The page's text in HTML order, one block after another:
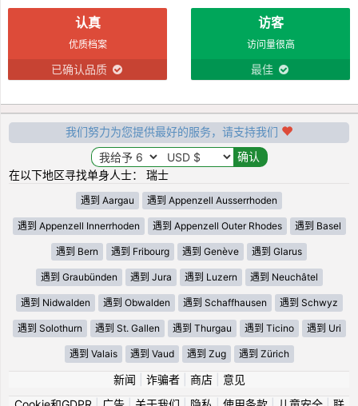
认真
优质档案
已确认品质
访客
访问量很高
最佳
我们努力为您提供最好的服务，请支持我们
在以下地区寻找单身人士： 瑞士
遇到 Aargau 遇到 Appenzell Ausserrhoden
遇到 Appenzell Innerrhoden 遇到 Appenzell Outer Rhodes 遇到 Basel
遇到 Bern 遇到 Fribourg 遇到 Genève 遇到 Glarus
遇到 Graubünden 遇到 Jura 遇到 Luzern 遇到 Neuchâtel
遇到 Nidwalden 遇到 Obwalden 遇到 Schaffhausen 遇到 Schwyz
遇到 Solothurn 遇到 St. Gallen 遇到 Thurgau 遇到 Ticino 遇到 Uri
遇到 Valais 遇到 Vaud 遇到 Zug 遇到 Zürich
新闻 诈骗者| 商店| 意见